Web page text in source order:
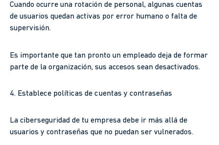
Cuando ocurre una rotación de personal, algunas cuentas
de usuarios quedan activas por error humano o falta de
supervisión.
Es importante que tan pronto un empleado deja de formar
parte de la organización, sus accesos sean desactivados.
4. Establece políticas de cuentas y contraseñas
La ciberseguridad de tu empresa debe ir más allá de
usuarios y contraseñas que no puedan ser vulnerados.